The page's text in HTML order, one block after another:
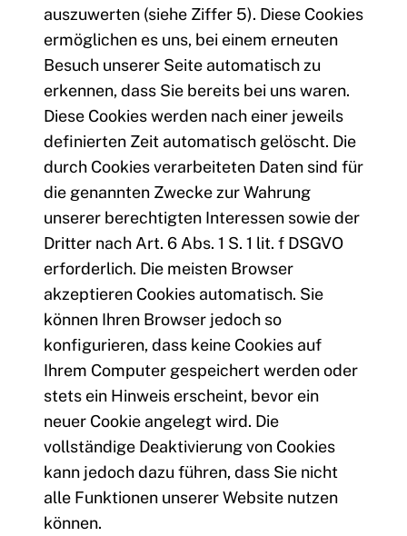
auszuwerten (siehe Ziffer 5). Diese Cookies
ermöglichen es uns, bei einem erneuten
Besuch unserer Seite automatisch zu
erkennen, dass Sie bereits bei uns waren.
Diese Cookies werden nach einer jeweils
definierten Zeit automatisch gelöscht. Die
durch Cookies verarbeiteten Daten sind für
die genannten Zwecke zur Wahrung
unserer berechtigten Interessen sowie der
Dritter nach Art. 6 Abs. 1 S. 1 lit. f DSGVO
erforderlich. Die meisten Browser
akzeptieren Cookies automatisch. Sie
können Ihren Browser jedoch so
konfigurieren, dass keine Cookies auf
Ihrem Computer gespeichert werden oder
stets ein Hinweis erscheint, bevor ein
neuer Cookie angelegt wird. Die
vollständige Deaktivierung von Cookies
kann jedoch dazu führen, dass Sie nicht
alle Funktionen unserer Website nutzen
können.